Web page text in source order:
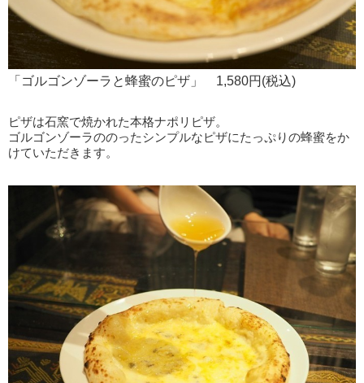
「ゴルゴンゾーラと蜂蜜のピザ」 1,580円(税込)
ピザは石窯で焼かれた本格ナポリピザ。
ゴルゴンゾーラののったシンプルなピザにたっぷりの蜂蜜をか
けていただきます。